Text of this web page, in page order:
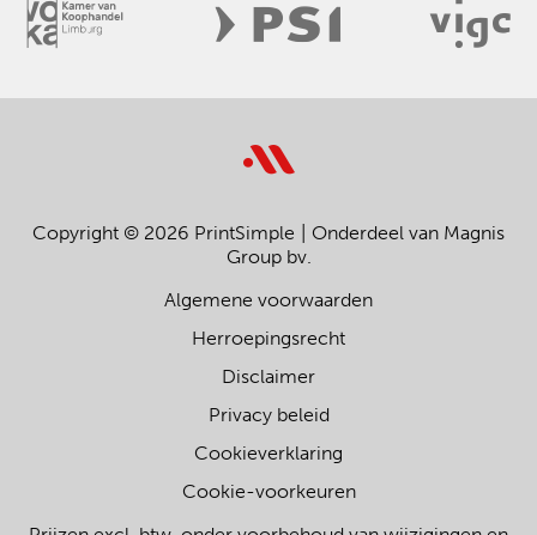
Copyright © 2026 PrintSimple
Onderdeel van Magnis
Group bv.
Algemene voorwaarden
Herroepingsrecht
Disclaimer
Privacy beleid
Cookieverklaring
Cookie-voorkeuren